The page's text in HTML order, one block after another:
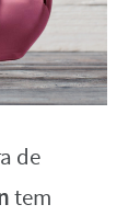
de
tem